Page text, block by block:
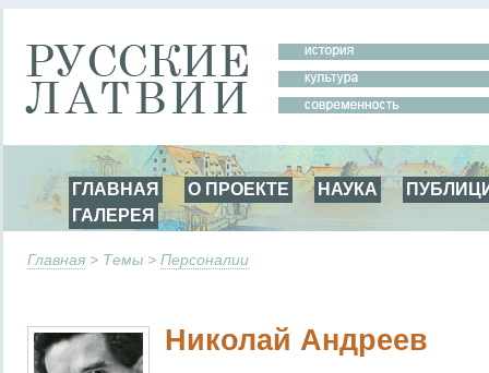
ГЛАВНАЯ О ПРОЕКТЕ НАУКА
ГАЛЕРЕЯ
Главная > Темы > Персоналии
Николай Андреев